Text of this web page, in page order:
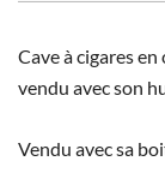
Cave à cigares
vendu avec son
Vendu avec sa